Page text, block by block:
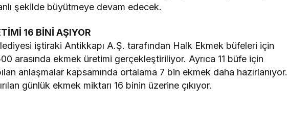
şekilde büyütmeye devam edecek.
16 BİNİ AŞIYOR
iştiraki Antikkapı A.Ş. tarafından Halk Ekmek büfeleri için
arasında ekmek üretimi gerçekleştiriliyor. Ayrıca 11 büfe için
anlaşmalar kapsamında ortalama 7 bin ekmek daha hazırlanıyor.
günlük ekmek miktarı 16 binin üzerine çıkıyor.